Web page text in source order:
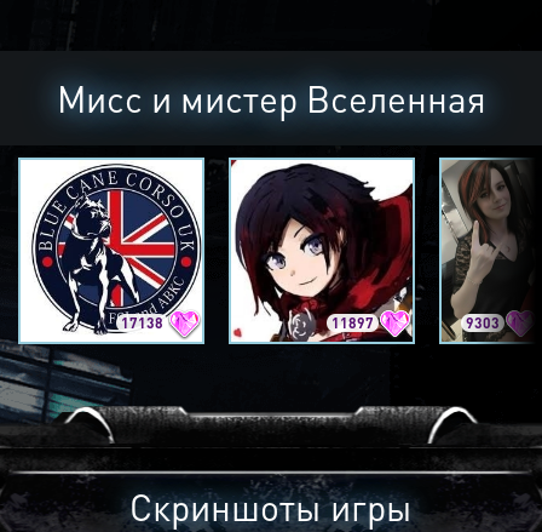
Мисс и мистер Вселенная
17138 11897 9303
Скриншоты игры